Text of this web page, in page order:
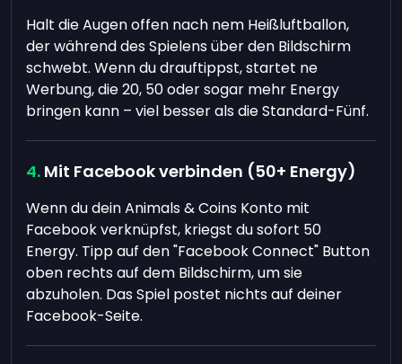
Halt die Augen offen nach nem Heißluftballon,
der während des Spielens über den Bildschirm
schwebt. Wenn du drauftippst, startet ne
Werbung, die 20, 50 oder sogar mehr Energy
bringen kann – viel besser als die Standard-Fünf.
Mit Facebook verbinden (50+ Energy)
Wenn du dein Animals & Coins Konto mit
Facebook verknüpfst, kriegst du sofort 50
Energy. Tipp auf den "Facebook Connect" Button
oben rechts auf dem Bildschirm, um sie
abzuholen. Das Spiel postet nichts auf deiner
Facebook-Seite.